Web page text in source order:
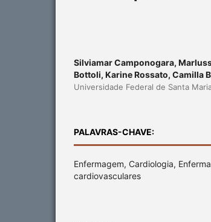
Silviamar Camponogara,
Bottoli, Karine Rossato, Camilla
Universidade Federal de Santa
PALAVRAS-CHAVE:
Enfermagem, Cardiologia,
cardiovasculares